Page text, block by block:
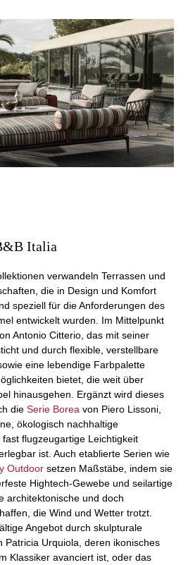
Italia
verwandeln Terrassen und
die in Design und Komfort
speziell für die Anforderungen des
entwickelt wurden. Im Mittelpunkt
Antonio Citterio, das mit seiner
und durch flexible, verstellbare
eine lebendige Farbpalette
bietet, die weit über
hinausgehen. Ergänzt wird dieses
die Serie Borea von Piero Lissoni,
ökologisch nachhaltige
flugzeugartige Leichtigkeit
ist. Auch etablierte Serien wie
Outdoor setzen Maßstäbe, indem sie
Hightech-Gewebe und seilartige
architektonische und doch
die Wind und Wetter trotzt.
Angebot durch skulpturale
Patricia Urquiola, deren ikonisches
Klassiker avanciert ist, oder das